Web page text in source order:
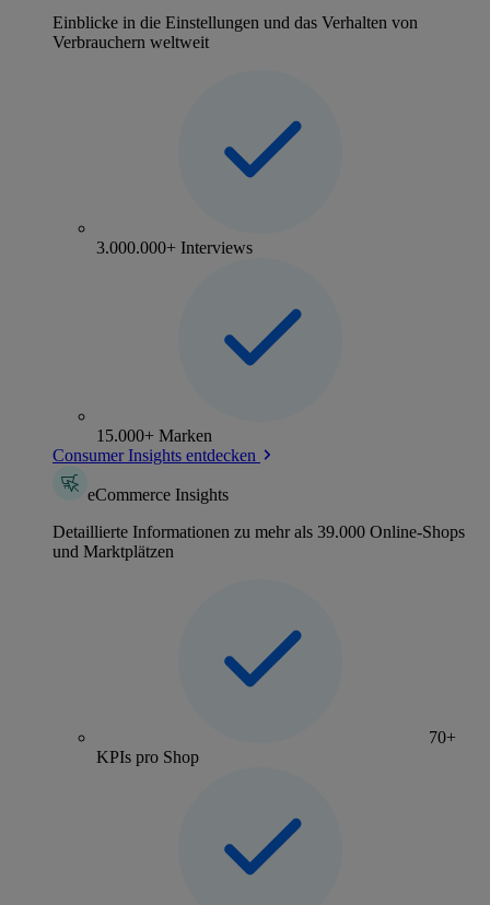
Einblicke in die Einstellungen und das Verhalten von
Verbrauchern weltweit
3.000.000+ Interviews
15.000+ Marken
Consumer Insights entdecken
eCommerce Insights
Detaillierte Informationen zu mehr als 39.000 Online-Shops
und Marktplätzen
70+
KPIs pro Shop